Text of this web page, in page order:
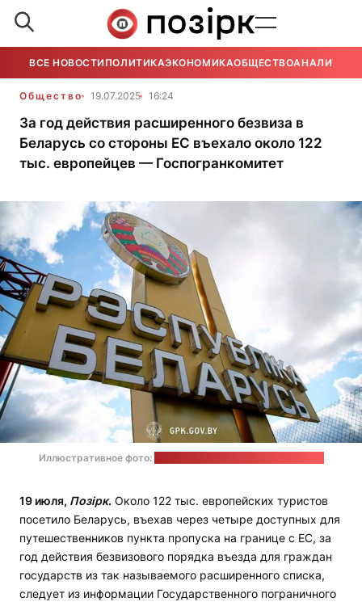
ВСЕ НОВОСТИ ПОЛИТИКАЭКОНОМИКАОБЩЕСТВОАНАЛИТИКА
Общество 19.07.2025 16:24
За год действия расширенного безвиза в
Беларусь со стороны ЕС въехало около 122
тыс. европейцев — Госпогранкомитет
Иллюстративное фото:
19 июля, Позірк. Около 122 тыс. европейских туристов
посетило Беларусь, въехав через четыре доступных для
путешественников пункта пропуска на границе с ЕС, за
год действия безвизового порядка въезда для граждан
государств из так называемого расширенного списка,
следует из информации Государственного пограничного